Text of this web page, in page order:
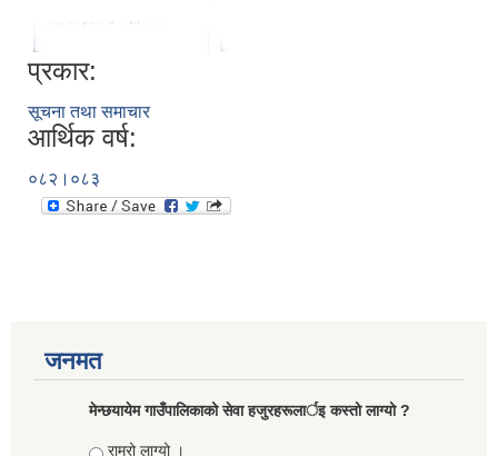
प्रकार:
सूचना तथा समाचार
आर्थिक वर्ष:
०८२।०८३
जनमत
मेन्छयायेम गाउँपालिकाको सेवा हजुरहरूलार्इ कस्तो लाग्यो ?
Choices
राम्रो लाग्यो ।